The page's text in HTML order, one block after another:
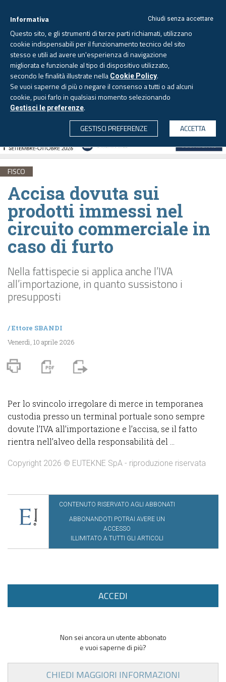
CERCA
Sabato, 8 agosto 2026 - Aggiornato alle 6.00
FISCO
Accisa dovuta sui
prodotti immessi nel
circuito commerciale in
caso di furto
Nella fattispecie si applica anche l’IVA
all’importazione, in quanto sussistono i
presupposti
/Ettore SBANDI
Venerdì, 10 aprile 2026
Per lo svincolo irregolare di merce in temporanea
custodia presso un terminal portuale sono sempre
dovute l’IVA all’importazione e l’accisa, se il fatto
rientra nell’alveo della responsabilità del ...
Copyright 2026 © EUTEKNE SpA - riproduzione riservata
CONTENUTO RISERVATO AGLI ABBONATI
ABBONANDOTI POTRAI AVERE UN
ACCESSO
ILLIMITATO A TUTTI GLI ARTICOLI
ACCEDI
Non sei ancora un utente abbonato
e vuoi saperne di più?
CHIEDI MAGGIORI INFORMAZIONI
Chiudi senza accettare
Informativa
Questo sito, e gli strumenti di terze parti richiamati, utilizzano
cookie indispensabili per il funzionamento tecnico del sito
stesso e utili ad avere un'esperienza di navigazione
migliorata e funzionale al tipo di dispositivo utilizzato,
secondo le finalità illustrate nella Cookie Policy.
Se vuoi saperne di più o negare il consenso a tutti o ad alcuni
cookie, puoi farlo in qualsiasi momento selezionando
Gestisci le preferenze.
GESTISCI PREFERENZE
ACCETTA